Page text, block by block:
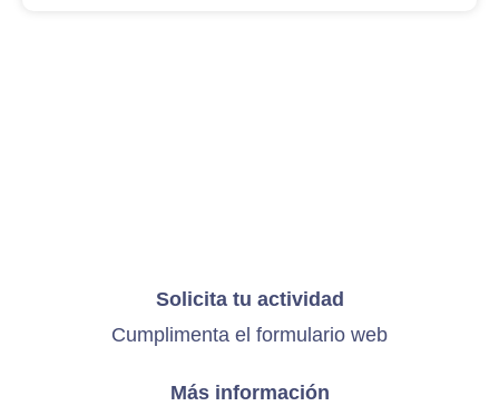
Solicita tu actividad
Cumplimenta el formulario web
Más información